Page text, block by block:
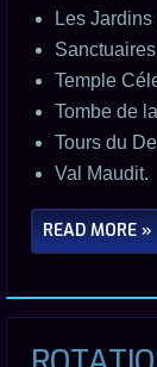
Les Jardins
Temple
Tombe de
Tours du
Val Maudit.
READ MORE »